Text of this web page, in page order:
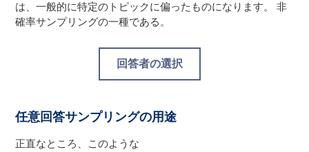
は、一般的に特定のトピックに偏ったものになります。 非
確率サンプリングの一種である。
回答者の選択
任意回答サンプリングの用途
正直なところ、このような